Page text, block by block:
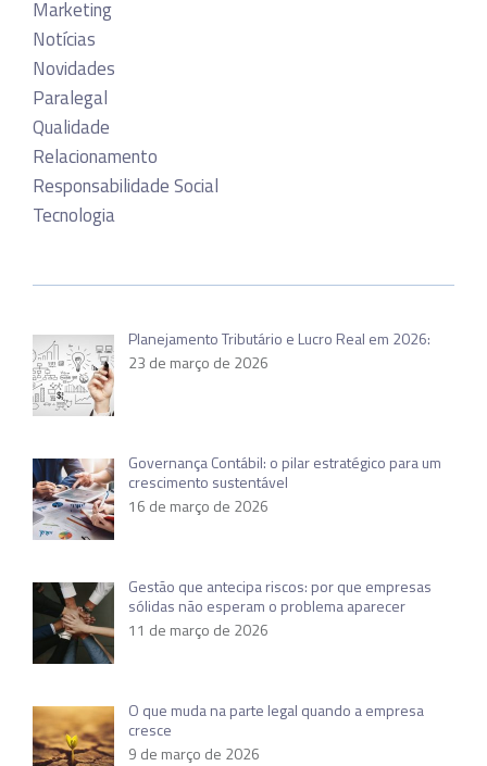
Marketing
Notícias
Novidades
Paralegal
Qualidade
Relacionamento
Responsabilidade Social
Tecnologia
Planejamento Tributário e Lucro Real em 2026:
23 de março de 2026
Governança Contábil: o pilar estratégico para um
crescimento sustentável
16 de março de 2026
Gestão que antecipa riscos: por que empresas
sólidas não esperam o problema aparecer
11 de março de 2026
O que muda na parte legal quando a empresa
cresce
9 de março de 2026